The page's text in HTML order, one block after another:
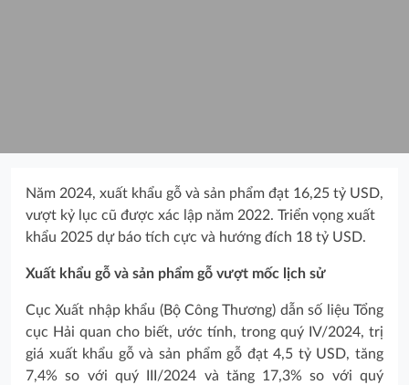
Năm 2024, xuất khẩu gỗ và sản phẩm đạt 16,25 tỷ USD,
vượt kỷ lục cũ được xác lập năm 2022. Triển vọng xuất
khẩu 2025 dự báo tích cực và hướng đích 18 tỷ USD.
Xuất khẩu gỗ và sản phẩm gỗ vượt mốc lịch sử
Cục Xuất nhập khẩu (Bộ Công Thương) dẫn số liệu Tổng
cục Hải quan cho biết, ước tính, trong quý IV/2024, trị
giá xuất khẩu gỗ và sản phẩm gỗ đạt 4,5 tỷ USD, tăng
7,4% so với quý III/2024 và tăng 17,3% so với quý